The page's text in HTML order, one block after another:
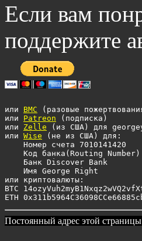
Если вам
поддержите
или BMC (разовые
или Patreon (подписка)
или Zelle (из США) для
или Wise (не из США) для:
    Номер счета 7010141420
Код банка(Routing
    Банк Discover Bank
    Имя George Right
или криптовалюты:
BTC
Постоянный адрес этой